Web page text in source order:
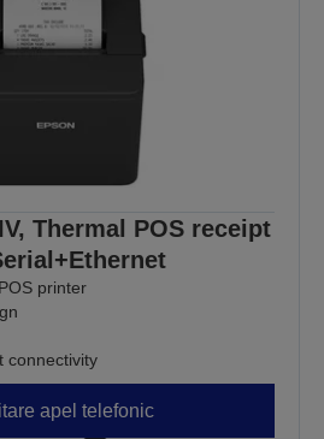
Thermal POS receipt
printer
connectivity
apel telefonic